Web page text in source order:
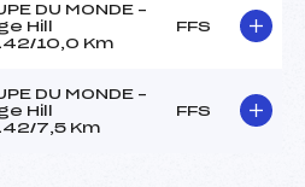
DU MONDE –
Hill
10,0 Km
FFS
DU MONDE –
Hill
7,5 Km
FFS